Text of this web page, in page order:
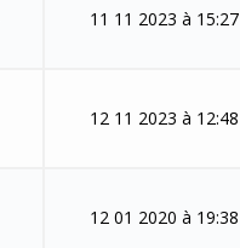
11 11 2023 à 15:27
12 11 2023 à 12:48
12 01 2020 à 19:38